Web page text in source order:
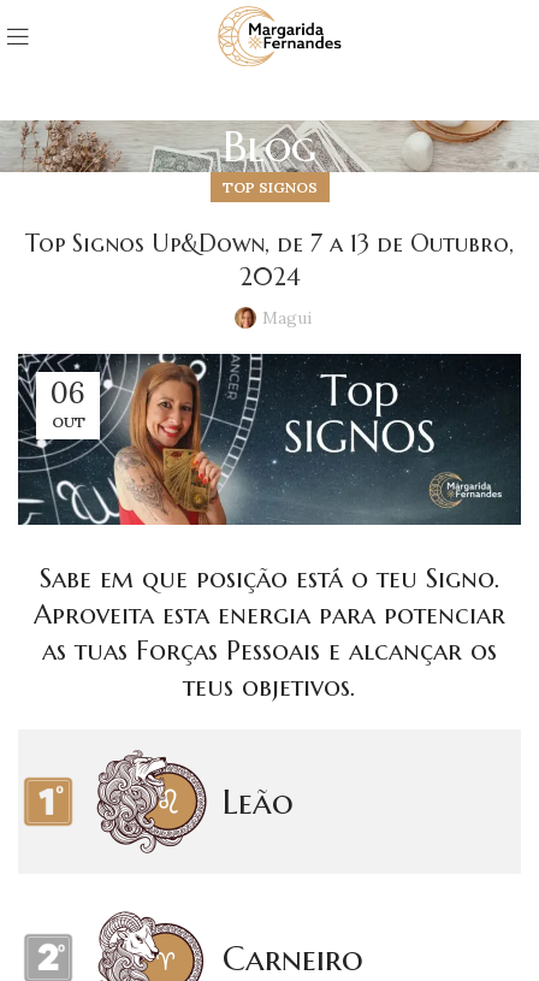
Blog
TOP SIGNOS
Top Signos Up&Down, de 7 a 13 de Outubro,
2024
Magui
06
OUT
Sabe em que posição está o teu Signo.
Aproveita esta energia para potenciar
as tuas Forças Pessoais e alcançar os
teus objetivos.
Leão
Carneiro